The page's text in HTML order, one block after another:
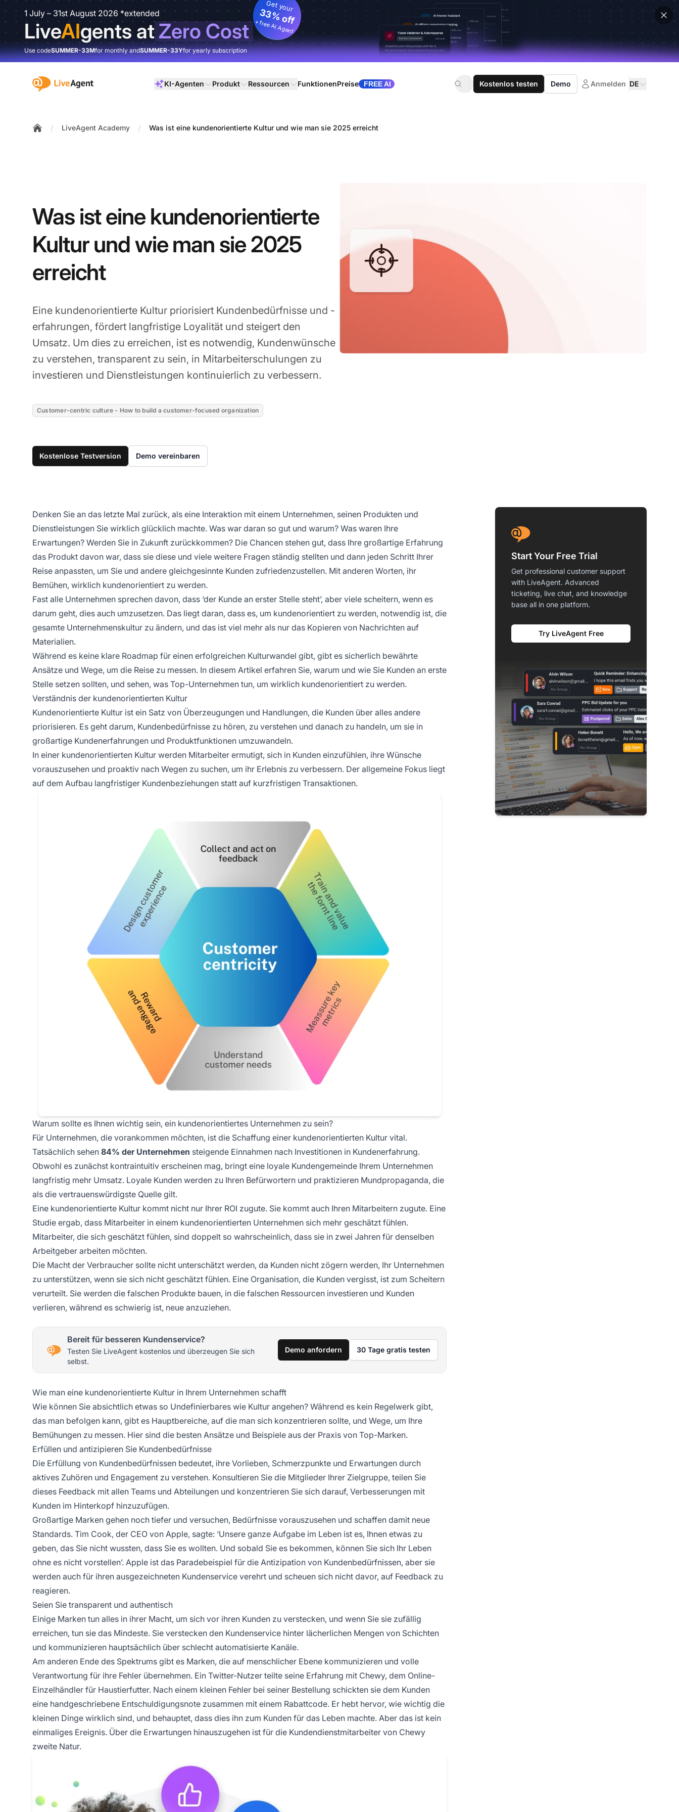
1 July – 31st August 2026 *extended
LiveAIgents atZero Cost
Get your
33% off
+ free AI Agent
Use codeSUMMER-33Mfor monthly andSUMMER-33Yfor yearly subscription
:site.title KI-Agenten Produkt Ressourcen FunktionenPreise FREE AI Kostenlos testen Demo Anmelden DE
/ LiveAgent Academy / Was ist eine kundenorientierte Kultur und wie man sie 2025 erreicht
Was ist eine kundenorientierte
Kultur und wie man sie 2025
erreicht
Eine kundenorientierte Kultur priorisiert Kundenbedürfnisse und -
erfahrungen, fördert langfristige Loyalität und steigert den
Umsatz. Um dies zu erreichen, ist es notwendig, Kundenwünsche
zu verstehen, transparent zu sein, in Mitarbeiterschulungen zu
investieren und Dienstleistungen kontinuierlich zu verbessern.
Customer-centric culture - How to build a customer-focused organization
Kostenlose Testversion Demo vereinbaren
Denken Sie an das letzte Mal zurück, als eine Interaktion mit einem Unternehmen, seinen Produkten und
Dienstleistungen Sie wirklich glücklich machte. Was war daran so gut und warum? Was waren Ihre
Erwartungen? Werden Sie in Zukunft zurückkommen? Die Chancen stehen gut, dass Ihre großartige Erfahrung
das Produkt davon war, dass sie diese und viele weitere Fragen ständig stellten und dann jeden Schritt Ihrer
Reise anpassten, um Sie und andere gleichgesinnte Kunden zufriedenzustellen. Mit anderen Worten, ihr
Bemühen, wirklich kundenorientiert zu werden.
Fast alle Unternehmen sprechen davon, dass ‘der Kunde an erster Stelle steht’, aber viele scheitern, wenn es
darum geht, dies auch umzusetzen. Das liegt daran, dass es, um kundenorientiert zu werden, notwendig ist, die
gesamte Unternehmenskultur zu ändern, und das ist viel mehr als nur das Kopieren von Nachrichten auf
Materialien.
Während es keine klare Roadmap für einen erfolgreichen Kulturwandel gibt, gibt es sicherlich bewährte
Ansätze und Wege, um die Reise zu messen. In diesem Artikel erfahren Sie, warum und wie Sie Kunden an erste
Stelle setzen sollten, und sehen, was Top-Unternehmen tun, um wirklich kundenorientiert zu werden.
Verständnis der kundenorientierten Kultur
Kundenorientierte Kultur ist ein Satz von Überzeugungen und Handlungen, die Kunden über alles andere
priorisieren. Es geht darum, Kundenbedürfnisse zu hören, zu verstehen und danach zu handeln, um sie in
großartige Kundenerfahrungen und Produktfunktionen umzuwandeln.
In einer kundenorientierten Kultur werden Mitarbeiter ermutigt, sich in Kunden einzufühlen, ihre Wünsche
vorauszusehen und proaktiv nach Wegen zu suchen, um ihr Erlebnis zu verbessern. Der allgemeine Fokus liegt
auf dem Aufbau langfristiger Kundenbeziehungen statt auf kurzfristigen Transaktionen.
Warum sollte es Ihnen wichtig sein, ein kundenorientiertes Unternehmen zu sein?
Für Unternehmen, die vorankommen möchten, ist die Schaffung einer kundenorientierten Kultur vital.
Tatsächlich sehen 84% der Unternehmen steigende Einnahmen nach Investitionen in Kundenerfahrung.
Obwohl es zunächst kontraintuitiv erscheinen mag, bringt eine loyale Kundengemeinde Ihrem Unternehmen
langfristig mehr Umsatz. Loyale Kunden werden zu Ihren Befürwortern und praktizieren Mundpropaganda, die
als die vertrauenswürdigste Quelle gilt.
Eine kundenorientierte Kultur kommt nicht nur Ihrer ROI zugute. Sie kommt auch Ihren Mitarbeitern zugute. Eine
Studie ergab, dass Mitarbeiter in einem kundenorientierten Unternehmen sich mehr geschätzt fühlen.
Mitarbeiter, die sich geschätzt fühlen, sind doppelt so wahrscheinlich, dass sie in zwei Jahren für denselben
Arbeitgeber arbeiten möchten.
Die Macht der Verbraucher sollte nicht unterschätzt werden, da Kunden nicht zögern werden, Ihr Unternehmen
zu unterstützen, wenn sie sich nicht geschätzt fühlen. Eine Organisation, die Kunden vergisst, ist zum Scheitern
verurteilt. Sie werden die falschen Produkte bauen, in die falschen Ressourcen investieren und Kunden
verlieren, während es schwierig ist, neue anzuziehen.
Bereit für besseren Kundenservice?
Testen Sie LiveAgent kostenlos und überzeugen Sie sich
selbst.
Demo anfordern 30 Tage gratis testen
Wie man eine kundenorientierte Kultur in Ihrem Unternehmen schafft
Wie können Sie absichtlich etwas so Undefinierbares wie Kultur angehen? Während es kein Regelwerk gibt,
das man befolgen kann, gibt es Hauptbereiche, auf die man sich konzentrieren sollte, und Wege, um Ihre
Bemühungen zu messen. Hier sind die besten Ansätze und Beispiele aus der Praxis von Top-Marken.
Erfüllen und antizipieren Sie Kundenbedürfnisse
Die Erfüllung von Kundenbedürfnissen bedeutet, ihre Vorlieben, Schmerzpunkte und Erwartungen durch
aktives Zuhören und Engagement zu verstehen. Konsultieren Sie die Mitglieder Ihrer Zielgruppe, teilen Sie
dieses Feedback mit allen Teams und Abteilungen und konzentrieren Sie sich darauf, Verbesserungen mit
Kunden im Hinterkopf hinzuzufügen.
Großartige Marken gehen noch tiefer und versuchen, Bedürfnisse vorauszusehen und schaffen damit neue
Standards. Tim Cook, der CEO von Apple, sagte: ‘Unsere ganze Aufgabe im Leben ist es, Ihnen etwas zu
geben, das Sie nicht wussten, dass Sie es wollten. Und sobald Sie es bekommen, können Sie sich Ihr Leben
ohne es nicht vorstellen’. Apple ist das Paradebeispiel für die Antizipation von Kundenbedürfnissen, aber sie
werden auch für ihren ausgezeichneten Kundenservice verehrt und scheuen sich nicht davor, auf Feedback zu
reagieren.
Seien Sie transparent und authentisch
Einige Marken tun alles in ihrer Macht, um sich vor ihren Kunden zu verstecken, und wenn Sie sie zufällig
erreichen, tun sie das Mindeste. Sie verstecken den Kundenservice hinter lächerlichen Mengen von Schichten
und kommunizieren hauptsächlich über schlecht automatisierte Kanäle.
Am anderen Ende des Spektrums gibt es Marken, die auf menschlicher Ebene kommunizieren und volle
Verantwortung für ihre Fehler übernehmen. Ein Twitter-Nutzer teilte seine Erfahrung mit Chewy, dem Online-
Einzelhändler für Haustierfutter. Nach einem kleinen Fehler bei seiner Bestellung schickten sie dem Kunden
eine handgeschriebene Entschuldigungsnote zusammen mit einem Rabattcode. Er hebt hervor, wie wichtig die
kleinen Dinge wirklich sind, und behauptet, dass dies ihn zum Kunden für das Leben machte. Aber das ist kein
einmaliges Ereignis. Über die Erwartungen hinauszugehen ist für die Kundendienstmitarbeiter von Chewy
zweite Natur.
Start Your Free Trial
Get professional customer support
with LiveAgent. Advanced
ticketing, live chat, and knowledge
base all in one platform.
Try LiveAgent Free